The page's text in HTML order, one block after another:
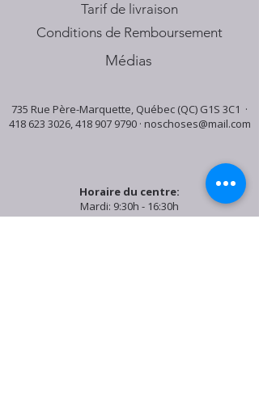
Tarif de livraison
Conditions de Remboursement
Médias
735 Rue Père-Marquette, Québec (QC) G1S 3C1 ·
418 623 3026,418 907 9790· noschoses@mail.com
Horaire du centre:
Mardi: 9:30h - 16:30h
Jeudi: 9:30h - 19:00h